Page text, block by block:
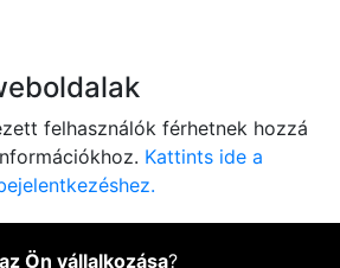
felhasználók férhetnek hozzá
Kattints ide a
Ön vállalkozása?